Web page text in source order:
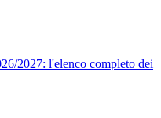
2027: l'elenco completo dei